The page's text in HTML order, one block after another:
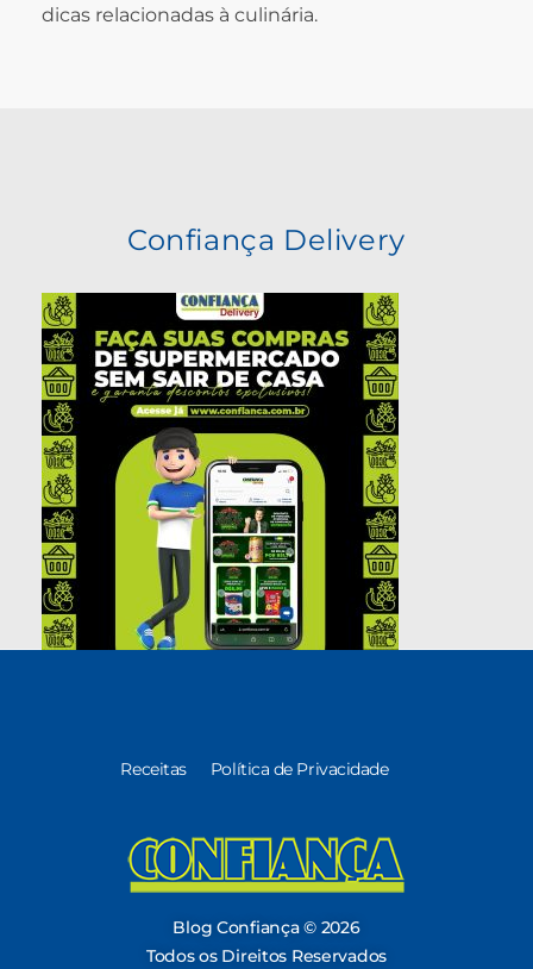
dicas relacionadas à culinária.
Confiança Delivery
Receitas Política de Privacidade
Blog Confiança © 2026
Todos os Direitos Reservados